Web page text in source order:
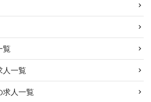
覧
人一覧
求人一覧